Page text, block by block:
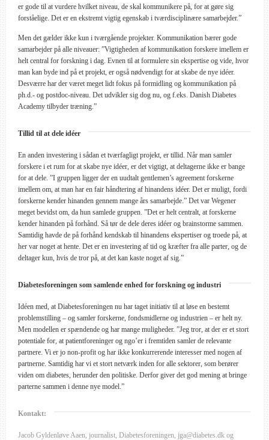
er gode til at vurdere hvilket niveau, de skal kommunikere på, for at gøre sig
forståelige. Det er en ekstremt vigtig egenskab i tværdisciplinære samarbejder.”
Men det gælder ikke kun i tværgående projekter. Kommunikation bærer gode
samarbejder på alle niveauer: ”Vigtigheden af kommunikation forskere imellem er
helt central for forskning i dag. Evnen til at formulere sin ekspertise og vide, hvor
man kan byde ind på et projekt, er også nødvendigt for at skabe de nye idéer.
Desværre har der været meget lidt fokus på formidling og kommunikation på
ph.d.- og postdoc-niveau. Det udvikler sig dog nu, og f.eks. Danish Diabetes
Academy tilbyder træning.”
Tillid til at dele idéer
En anden investering i sådan et tværfagligt projekt, er tillid. Når man samler
forskere i et rum for at skabe nye idéer, er det vigtigt, at deltagerne ikke er bange
for at dele. ”I gruppen ligger der en uudtalt gentlemen’s agreement forskerne
imellem om, at man har en fair håndtering af hinandens idéer. Det er muligt, fordi
forskerne kender hinanden gennem mange års samarbejde.” Det var Wegener
meget bevidst om, da hun samlede gruppen. ”Det er helt centralt, at forskerne
kender hinanden på forhånd. Så tør de dele deres idéer og brainstorme sammen.
Samtidig havde de på forhånd kendskab til hinandens ekspertiser og troede på, at
her var noget at hente. Det er en investering af tid og kræfter fra alle parter, og de
deltager kun, hvis de tror på, at det kan kaste noget af sig.”
Diabetesforeningen som samlende enhed for forskning og industri
Idéen med, at Diabetesforeningen nu har taget initiativ til at løse en bestemt
problemstilling – og samler forskerne, fondsmidlerne og industrien – er helt ny.
Men modellen er spændende og har mange muligheder. ”Jeg tror, at der er et stort
potentiale for, at patientforeninger og ngo’er i fremtiden samler de relevante
partnere. Vi er jo non-profit og har ikke konkurrerende interesser med nogen af
partnerne. Samtidig har vi et stort netværk inden for alle sektorer, som berører
viden om diabetes, herunder den politiske. Derfor giver det god mening at bringe
parterne sammen i denne nye model.”
Kontakt:
Jacob Gyldenløve Aaen, journalist, Diabetesforeningen, jga@diabetes.dk og